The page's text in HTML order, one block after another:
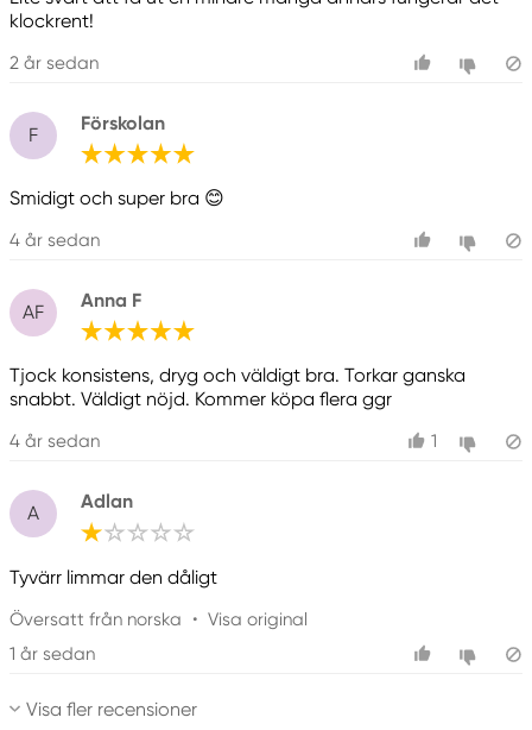
klockrent!
2 år sedan
F
Förskolan
Smidigt och super bra 😊
4 år sedan
AF
Anna F
Tjock konsistens, dryg och väldigt bra. Torkar ganska
snabbt. Väldigt nöjd. Kommer köpa flera ggr
4 år sedan 1
A
Adlan
Tyvärr limmar den dåligt
Översatt från norska • Visa original
1 år sedan
Visa fler recensioner